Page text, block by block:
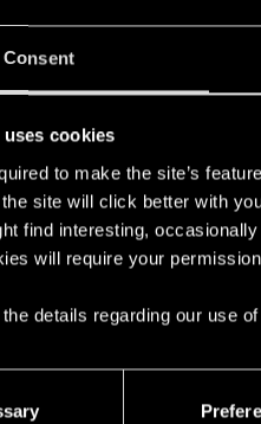
Consent
cookies
to make the site’s
site will click better with
find interesting,
will require your
the details regarding our use
Fade Away ».
artistes légendaires de
style, sa propre
le son et plongez-vous
ne s'oublient pas.